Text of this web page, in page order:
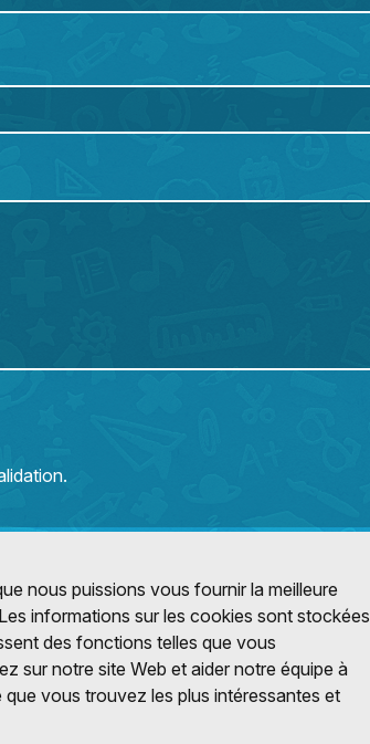
nous puissions vous fournir la meilleure
informations sur les cookies sont stockées
des fonctions telles que vous
sur notre site Web et aider notre équipe à
vous trouvez les plus intéressantes et